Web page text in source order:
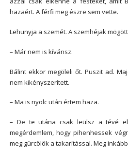
hazaért. A férfi meg észre sem vette.
Lehunyja a szemét. A szemhéjak
– Már nem is kívánsz.
Bálint ekkor megöleli őt. Puszit ad.
nem kikényszerített.
– Ma is nyolc után értem haza.
– De te utána csak leülsz a tévé
megérdemlem, hogy pihenhessek
meg gürcölök a takarítással. Meg